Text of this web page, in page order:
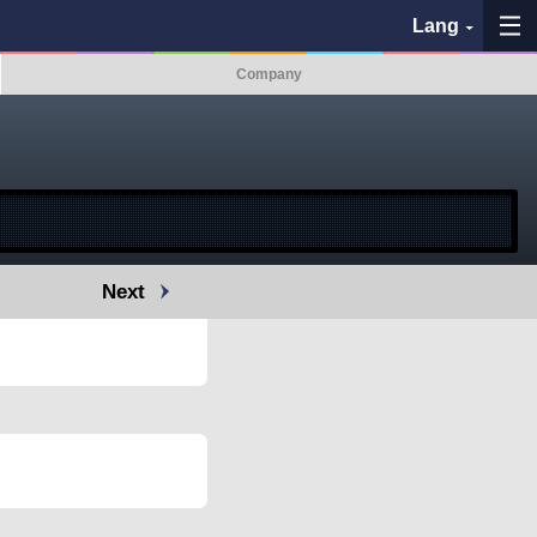
Lang
History
See the map
Company
Next